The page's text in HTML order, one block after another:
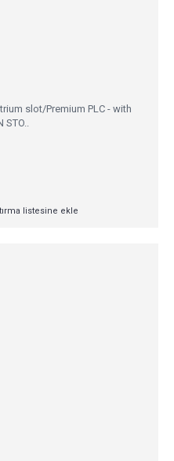
slot/Premium PLC - with
listesine ekle